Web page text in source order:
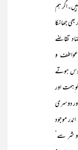
ہم
جھانکا
تقاضے
و
ہوتے
ِہمت اور
دوسری
موجود
شر سے‘